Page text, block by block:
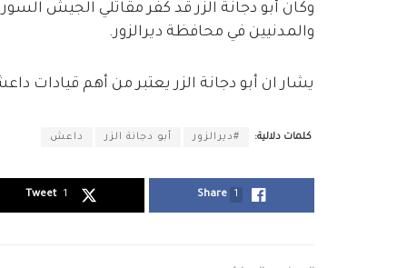
وكان أبو دجانة الزر قد كفر مقاتلي الجيش
والمدنيين في محافظة ديرالزور.
يشار ان أبو دجانة الزر يعتبر من أهم قيادات
كلمات دلالية: #ديرالزور أبو دجانة الزر داعش
Share 1
Tweet 1